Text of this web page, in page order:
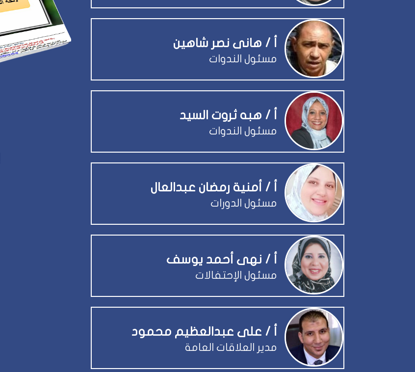
أ / هانى نصر شاهين
مسئول الندوات
أ / هبه ثروت السيد
مسئول الندوات
أ / أمنية رمضان عبدالعال
مسئول الدورات
أ / نهى أحمد يوسف
مسئول الإحتفالات
أ / على عبدالعظيم محمود
مدير العلاقات العامة